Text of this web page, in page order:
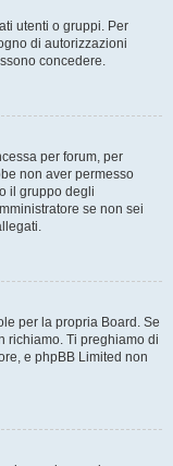
utenti o gruppi. Per
di autorizzazioni
concedere.
per forum, per
non aver permesso
il gruppo degli
se non sei
per la propria Board. Se
richiamo. Ti preghiamo di
e phpBB Limited non